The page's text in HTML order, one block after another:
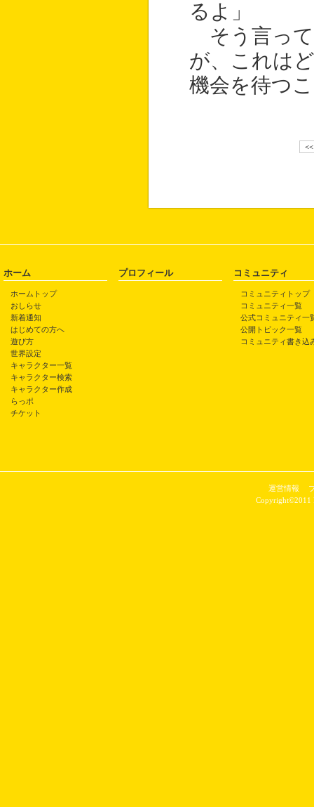
るよ」
そう言って
が、これは
機会を待つ
ホーム
ホームトップ
おしらせ
新着通知
はじめての方へ
遊び方
世界設定
キャラクター一覧
キャラクター検索
キャラクター作成
らっポ
チケット
プロフィール コミュニティ
コミュニティトップ
コミュニティ一覧
公式コミュニティ一
公開トピック一覧
コミュニティ書き込
運営情報
Copyright©2011